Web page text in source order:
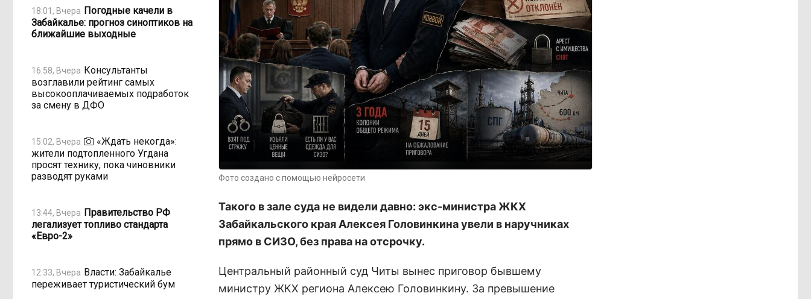
18:01, Вчера Погодные качели в
Забайкалье: прогноз синоптиков на
ближайшие выходные
16:58, Вчера Консультанты
возглавили рейтинг самых
высокооплачиваемых подработок
за смену в ДФО
15:02, Вчера
«Ждать некогда»:
жители подтопленного Угдана
просят технику, пока чиновники
разводят руками
13:44, Вчера Правительство РФ
легализует топливо стандарта
«Евро-2»
12:33, Вчера Власти: Забайкалье
переживает туристический бум
Фото создано с помощью нейросети
Такого в зале суда не видели давно: экс-министра ЖКХ
Забайкальского края Алексея Головинкина увели в наручниках
прямо в СИЗО, без права на отсрочку.
Центральный районный суд Читы вынес приговор бывшему
министру ЖКХ региона Алексею Головинкину. За превышение